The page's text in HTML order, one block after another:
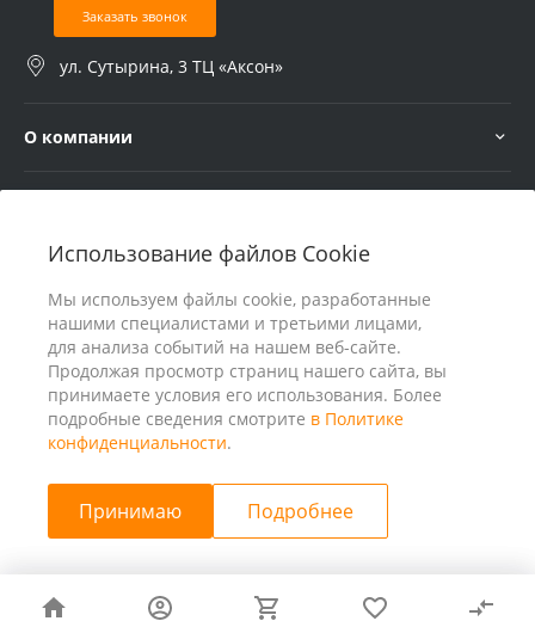
Использование файлов Cookie
Мы используем файлы cookie, разработанные
нашими специалистами и третьими лицами,
для анализа событий на нашем веб-сайте.
Продолжая просмотр страниц нашего сайта, вы
принимаете условия его использования. Более
подробные сведения смотрите в Политике
конфиденциальности.
Принимаю Подробнее
Заказать звонок
ул. Сутырина, 3 ТЦ «Аксон»
О компании
© 2026 ООО «25 Киловатт» ИНН 4401188290, Все права
защищены